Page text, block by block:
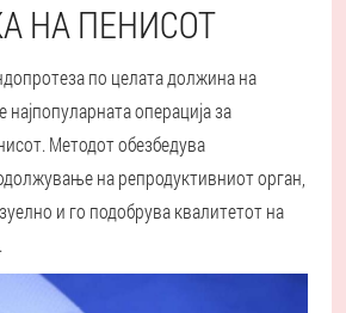
НА ПЕНИСОТ
по целата должина на
најпопуларната операција за
Методот обезбедува
на репродуктивниот орган,
и го подобрува квалитетот на